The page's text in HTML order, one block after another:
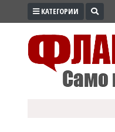
ПРОМО
КАТЕГОРИИ